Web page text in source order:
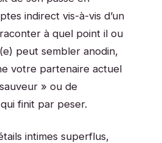
indirect vis-à-vis d’un
à quel point il ou
peut sembler anodin,
votre partenaire actuel
» ou de
finit par peser.
intimes superflus,